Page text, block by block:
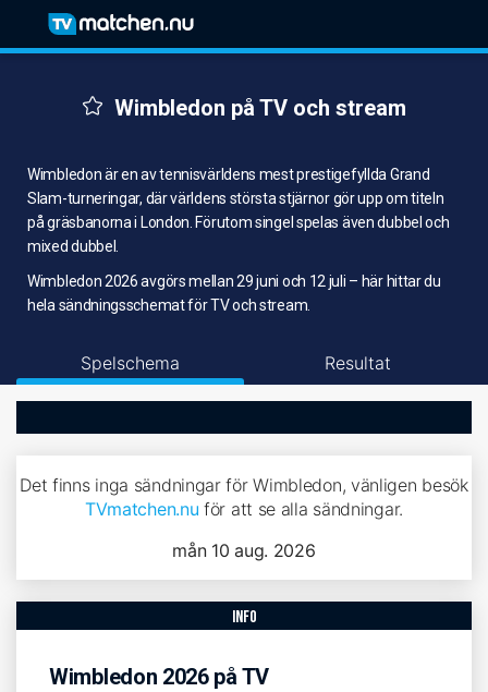
Wimbledon på TV och stream
Wimbledon är en av tennisvärldens mest prestigefyllda Grand
Slam-turneringar, där världens största stjärnor gör upp om titeln
på gräsbanorna i London. Förutom singel spelas även dubbel och
mixed dubbel.
Wimbledon 2026 avgörs mellan 29 juni och 12 juli – här hittar du
hela sändningsschemat för TV och stream.
Spelschema Resultat
Det finns inga sändningar för Wimbledon, vänligen besök
TVmatchen.nu för att se alla sändningar.
mån 10 aug. 2026
info
Wimbledon 2026 på TV